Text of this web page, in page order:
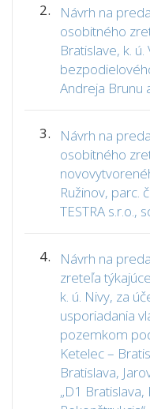
2.
Návrh na
osobitného
Bratislave, k.
Andreja Brunu
3.
Návrh na
osobitného
Ružinov, parc.
TESTRA s.r.o.,
4.
Návrh na
zreteľa
k. ú. Nivy, za
usporiadania
pozemkom
Ketelec –
Bratislava,
„D1